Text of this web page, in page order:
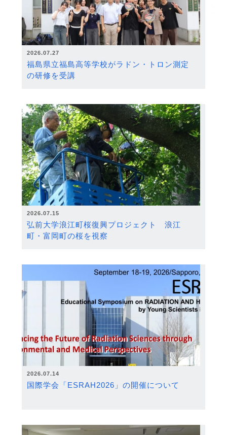
2026.07.27
福島県立福島高等学校がラドン・トロン測定
の研修を受講
2026.07.15
弘前大学浪江町桜復興プロジェクト 浪江
町・富岡町の桜を視察
2026.07.14
国際学会「ESRAH2026」の開催について